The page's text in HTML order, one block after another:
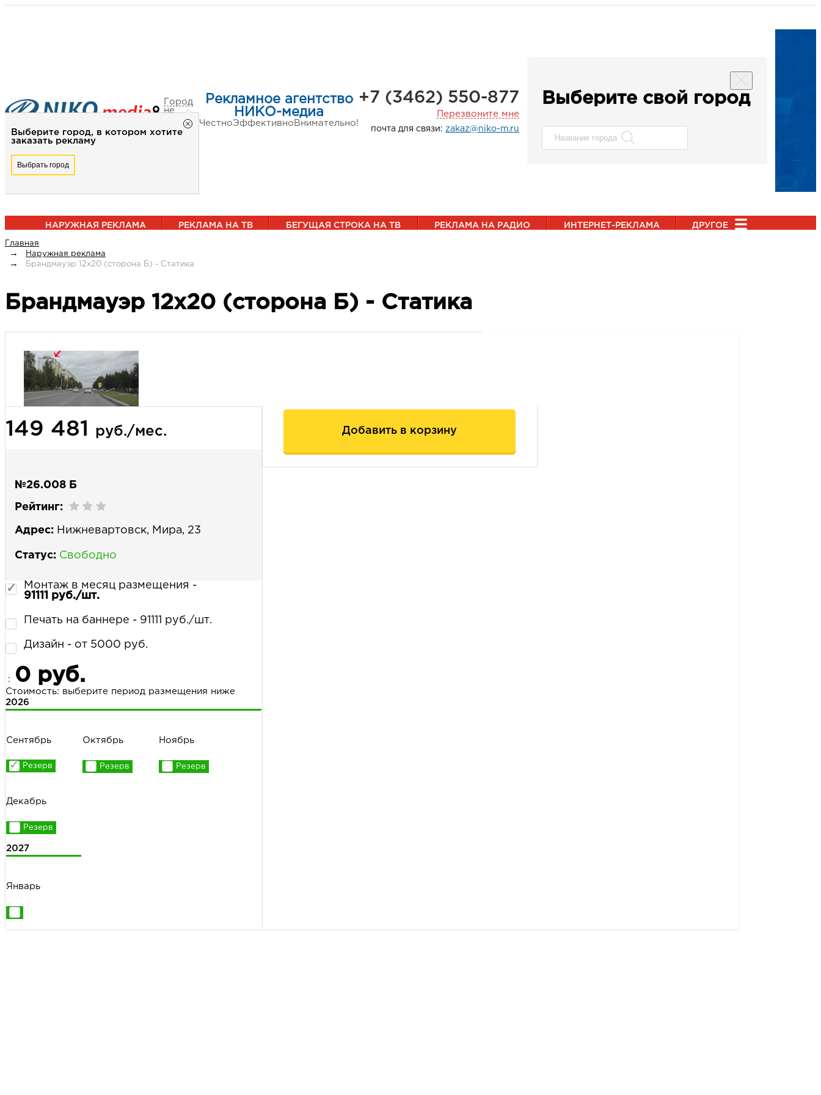
Город
не
выбран
Выберите город, в котором хотите
заказать рекламу
Выбрать город
Рекламное агентство
НИКО-медиа
ЧестноЭффективно Внимательно!
+7 (3462) 550-877
Перезвоните мне
почта для связи: zakaz@niko-m.ru
Выберите свой город
НАРУЖНАЯ РЕКЛАМА РЕКЛАМА НА ТВ БЕГУЩАЯ СТРОКА НА ТВ РЕКЛАМА НА РАДИО ИНТЕРНЕТ-РЕКЛАМА ДРУГОЕ
Главная
Наружная реклама
Брандмауэр 12х20 (сторона Б) - Статика
Брандмауэр 12х20 (сторона Б) - Статика
149 481 руб./мес.
№26.008 Б
Рейтинг:
Адрес: Нижневартовск, Мира, 23
Статус: Свободно
Монтаж в месяц размещения -
91111 руб./шт.
Печать на баннере - 91111 руб./шт.
Дизайн - от 5000 руб.
: 0 руб.
Стоимость: выберите период размещения ниже
2026
Сентябрь Октябрь Ноябрь
Декабрь
2027
Январь
Добавить в корзину